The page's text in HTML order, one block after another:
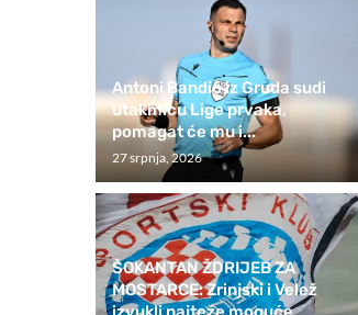
Antoni Bandić iz Gruda sudi
utakmicu Lige prvaka,
pomagat će mu i...
27 srpnja, 2026
ŠOKANTAN ŽDRIJEB ZA
MOSTARCE: Zrinjski i Velež